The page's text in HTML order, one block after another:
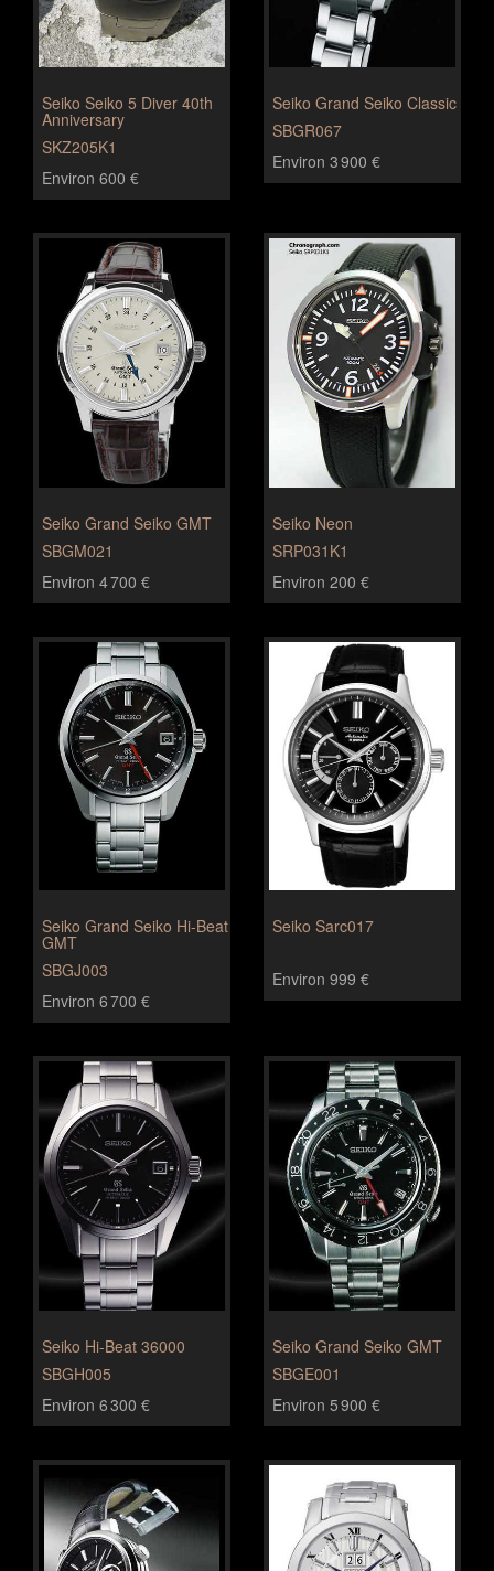
Seiko Seiko 5 Diver 40th
Anniversary
SKZ205K1
Environ 600 €
Seiko Grand Seiko Classic
SBGR067
Environ 3 900 €
Seiko Grand Seiko GMT
SBGM021
Environ 4 700 €
Seiko Neon
SRP031K1
Environ 200 €
Seiko Grand Seiko Hi-Beat
GMT
SBGJ003
Environ 6 700 €
Seiko Sarc017
Environ 999 €
Seiko Hi-Beat 36000
SBGH005
Environ 6 300 €
Seiko Grand Seiko GMT
SBGE001
Environ 5 900 €